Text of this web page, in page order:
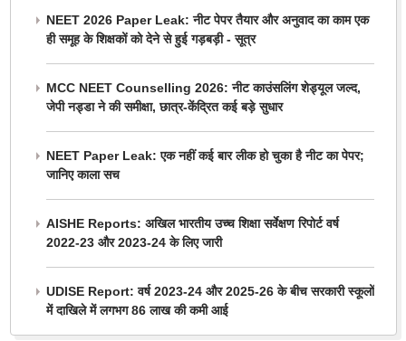
NEET 2026 Paper Leak: नीट पेपर तैयार और अनुवाद का काम एक
ही समूह के शिक्षकों को देने से हुई गड़बड़ी - सूत्र
MCC NEET Counselling 2026: नीट काउंसलिंग शेड्यूल जल्द,
जेपी नड्डा ने की समीक्षा, छात्र-केंद्रित कई बड़े सुधार
NEET Paper Leak: एक नहीं कई बार लीक हो चुका है नीट का पेपर;
जानिए काला सच
AISHE Reports: अखिल भारतीय उच्च शिक्षा सर्वेक्षण रिपोर्ट वर्ष
2022-23 और 2023-24 के लिए जारी
UDISE Report: वर्ष 2023-24 और 2025-26 के बीच सरकारी स्कूलों
में दाखिले में लगभग 86 लाख की कमी आई